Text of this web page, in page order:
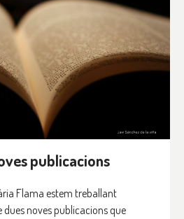
publicacions
Flama estem treballant
dues noves publicacions que